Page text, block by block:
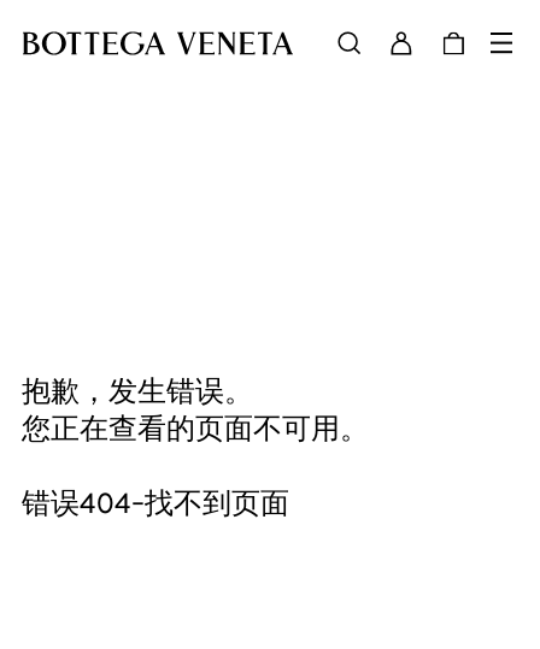
抱歉，发生错误。
您正在查看的页面不可用。
错误404-找不到页面